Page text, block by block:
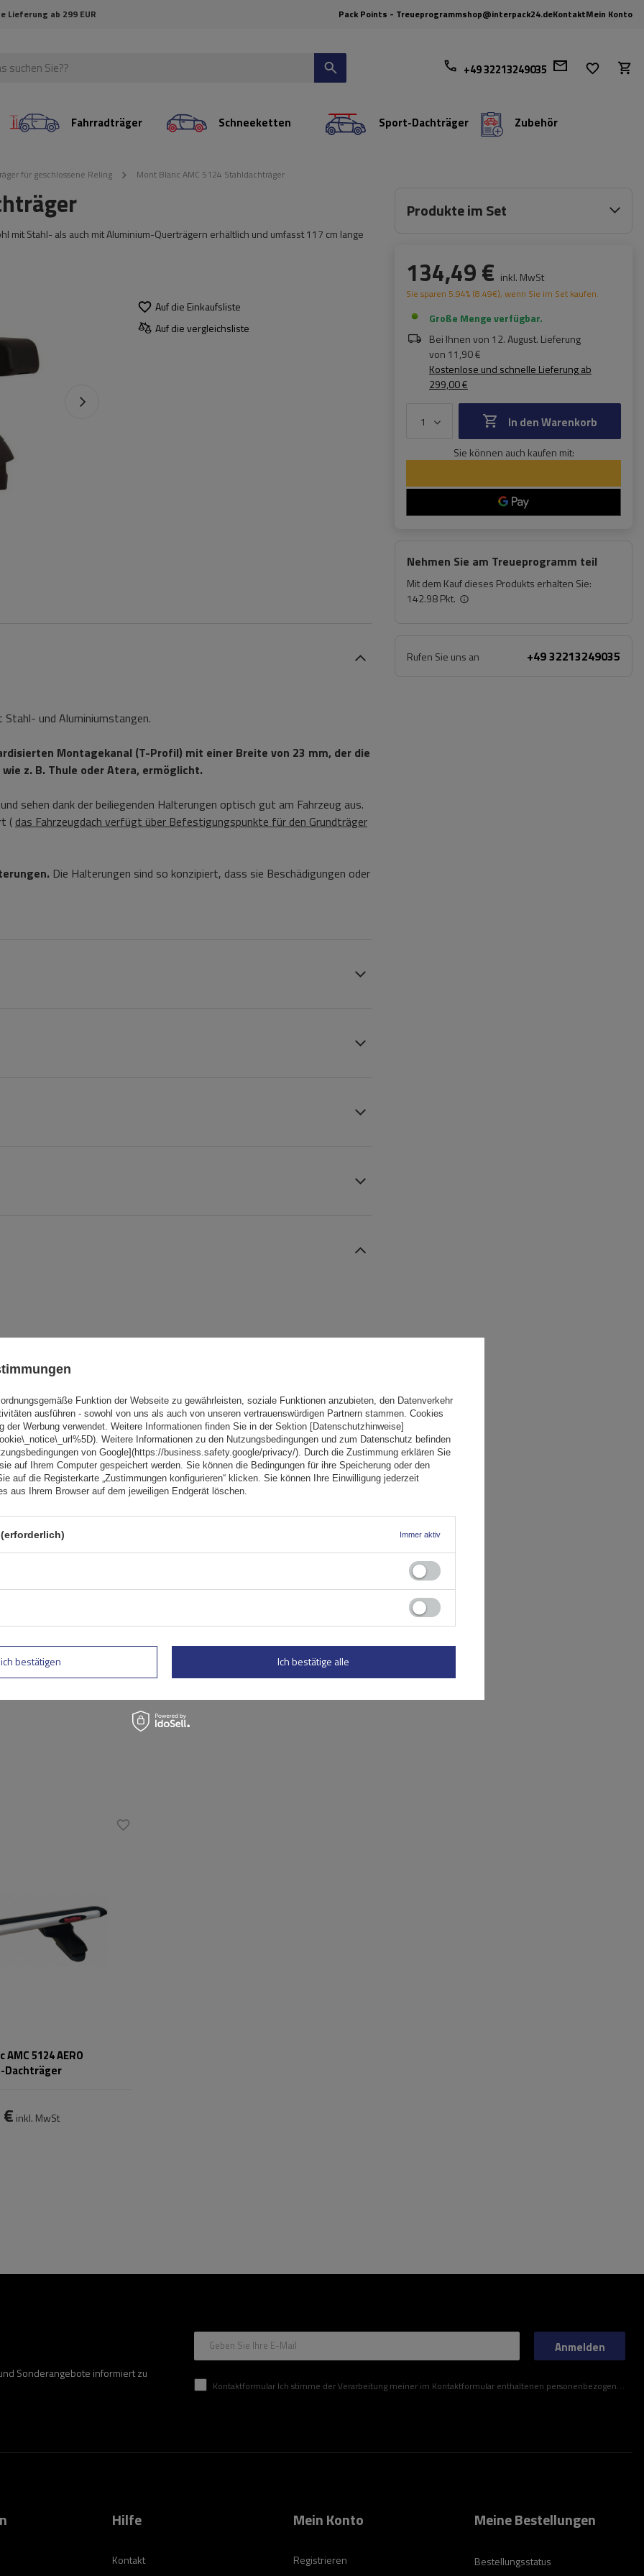
Lieferung ab 299 EUR Pack Points - Treueprogrammshop@interpack24.deKontaktMein Konto
+49 32213249035
Fahrradträger Schneeketten Sport-Dachträger Zubehör
für geschlossene Reling Mont Blanc AMC 5124 Stahldachträger
mit Stahl- als auch mit Aluminium-Querträgern erhältlich und umfasst 117 cm lange
Auf die Einkaufsliste
Auf die vergleichsliste
Produkte im Set
134,49 € inkl. MwSt
Sie sparen 5.94% (8.49€), wenn Sie im Set kaufen.
Große Menge verfügbar
Bei Ihnen von 12. August. Lieferung
von 11,90 €
Kostenlose und schnelle Lieferungab
299,00 €
In den Warenkorb
Sie können auch kaufen mit:
Nehmen Sie am Treueprogramm teil
Mit dem Kauf dieses Produkts erhalten Sie:
142.98 Pkt.
Rufen Sie uns an +49 32213249035
und Aluminiumstangen.
Montagekanal (T-Profil) mit einer Breite von 23 mm, der die
z. B. Thule oder Atera, ermöglicht.
sehen dank der beiliegenden Halterungen optisch gut am Fahrzeug aus.
( das Fahrzeugdach verfügt über Befestigungspunkte für den Grundträger
Die Halterungen sind so konzipiert, dass sie Beschädigungen oder
abschicken
5124 AERO
Dachträger
inkl. MwSt
Sonderangebote informiert zu
Geben Sie Ihre E-Mail
Kontaktformular Ich stimme der Verarbeitung meiner im Kontaktformular enthaltenen personenbezogenen Daten gemäß der Verordnung (EU) des Europäischen Parlaments und des Rates zu.
Anmelden
Hilfe
Kontakt
Mein Konto
Registrieren
Meine Bestellungen
Bestellungsstatus
Funktion der Webseite zu gewährleisten, soziale Funktionen anzubieten, den Datenverkehr
ausführen - sowohl von uns als auch von unseren vertrauenswürdigen Partnern stammen. Cookies
der Werbung verwendet. Weitere Informationen finden Sie in der Sektion [Datenschutzhinweise]
Weitere Informationen zu den Nutzungsbedingungen und zum Datenschutz befinden
von Google](https://business.safety.google/privacy/). Durch die Zustimmung erklären Sie
auf Ihrem Computer gespeichert werden. Sie können die Bedingungen für ihre Speicherung oder den
auf die Registerkarte „Zustimmungen konfigurieren“ klicken. Sie können Ihre Einwilligung jederzeit
aus Ihrem Browser auf dem jeweiligen Endgerät löschen.
Immer aktiv
bestätigen Ich bestätige alle